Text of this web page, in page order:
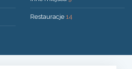
Restauracje 14